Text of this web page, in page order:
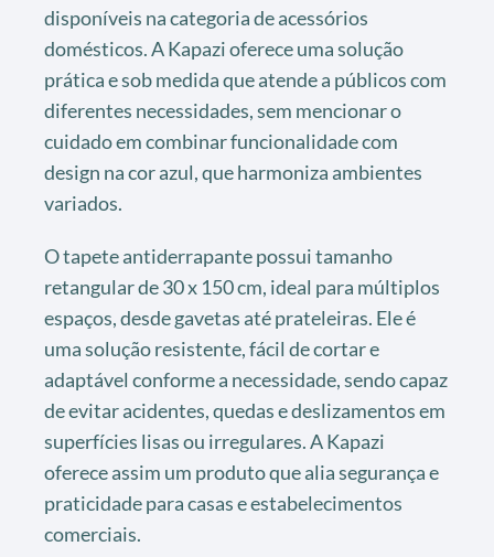
disponíveis na categoria de acessórios
domésticos. A Kapazi oferece uma solução
prática e sob medida que atende a públicos com
diferentes necessidades, sem mencionar o
cuidado em combinar funcionalidade com
design na cor azul, que harmoniza ambientes
variados.
O tapete antiderrapante possui tamanho
retangular de 30 x 150 cm, ideal para múltiplos
espaços, desde gavetas até prateleiras. Ele é
uma solução resistente, fácil de cortar e
adaptável conforme a necessidade, sendo capaz
de evitar acidentes, quedas e deslizamentos em
superfícies lisas ou irregulares. A Kapazi
oferece assim um produto que alia segurança e
praticidade para casas e estabelecimentos
comerciais.